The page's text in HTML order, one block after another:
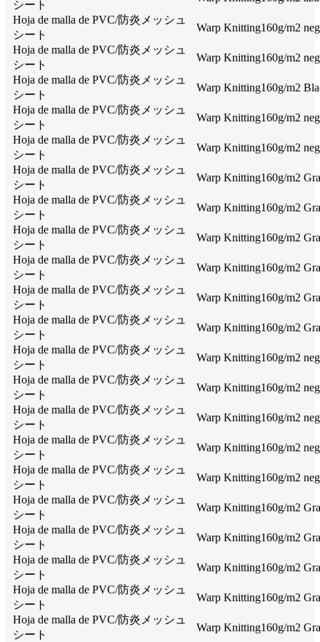
シート
Hoja de malla de PVC/防炎メッシュ
シート
Warp Knitting160g/m2
Hoja de malla de PVC/防炎メッシュ
シート
Warp Knitting160g/m2
Hoja de malla de PVC/防炎メッシュ
シート
Warp Knitting160g/m2
Hoja de malla de PVC/防炎メッシュ
シート
Warp Knitting160g/m2
Hoja de malla de PVC/防炎メッシュ
シート
Warp Knitting160g/m2
Hoja de malla de PVC/防炎メッシュ
シート
Warp Knitting160g/m2
Hoja de malla de PVC/防炎メッシュ
シート
Warp Knitting160g/m2
Hoja de malla de PVC/防炎メッシュ
シート
Warp Knitting160g/m2
Hoja de malla de PVC/防炎メッシュ
シート
Warp Knitting160g/m2
Hoja de malla de PVC/防炎メッシュ
シート
Warp Knitting160g/m2
Hoja de malla de PVC/防炎メッシュ
シート
Warp Knitting160g/m2
Hoja de malla de PVC/防炎メッシュ
シート
Warp Knitting160g/m2
Hoja de malla de PVC/防炎メッシュ
シート
Warp Knitting160g/m2
Hoja de malla de PVC/防炎メッシュ
シート
Warp Knitting160g/m2
Hoja de malla de PVC/防炎メッシュ
シート
Warp Knitting160g/m2
Hoja de malla de PVC/防炎メッシュ
シート
Warp Knitting160g/m2
Hoja de malla de PVC/防炎メッシュ
シート
Warp Knitting160g/m2
Hoja de malla de PVC/防炎メッシュ
シート
Warp Knitting160g/m2
Hoja de malla de PVC/防炎メッシュ
シート
Warp Knitting160g/m2
Hoja de malla de PVC/防炎メッシュ
シート
Warp Knitting160g/m2
Hoja de malla de PVC/防炎メッシュ
シート
Warp Knitting160g/m2